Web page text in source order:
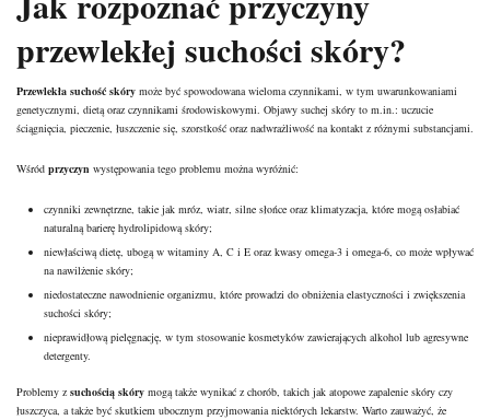
przewlekłej suchości skóry?
Przewlekła suchość skóry może być spowodowana wieloma czynnikami, w tym uwarunkowaniami
genetycznymi, dietą oraz czynnikami środowiskowymi. Objawy suchej skóry to m.in.: uczucie
ściągnięcia, pieczenie, łuszczenie się, szorstkość oraz nadwrażliwość na kontakt z różnymi substancjami.
Wśród przyczyn występowania tego problemu można wyróżnić:
czynniki zewnętrzne, takie jak mróz, wiatr, silne słońce oraz klimatyzacja, które mogą osłabiać
naturalną barierę hydrolipidową skóry;
niewłaściwą dietę, ubogą w witaminy A, C i E oraz kwasy omega-3 i omega-6, co może wpływać
nanawilżenie skóry;
niedostateczne nawodnienie organizmu, które prowadzi do obniżenia elastyczności i zwiększenia
suchości skóry;
nieprawidłową pielęgnację, w tym stosowanie kosmetyków zawierających alkohol lub agresywne
detergenty.
Problemy z suchością skóry mogą także wynikać z chorób, takich jak atopowe zapalenie skóry czy
łuszczyca, a także być skutkiem ubocznym przyjmowania niektórych lekarstw. Warto zauważyć, że